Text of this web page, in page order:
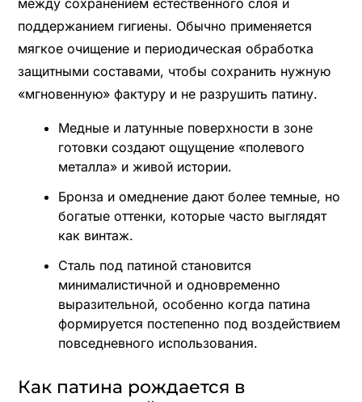
поддержанием гигиены. Обычно применяется
мягкое очищение и периодическая обработка
защитными составами, чтобы сохранить нужную
«мгновенную» фактуру и не разрушить патину.
Медные и латунные поверхности в зоне
готовки создают ощущение «полевого
металла» и живой истории.
Бронза и омеднение дают более темные, но
богатые оттенки, которые часто выглядят
как винтаж.
Сталь под патиной становится
минималистичной и одновременно
выразительной, особенно когда патина
формируется постепенно под воздействием
повседневного использования.
Как патина рождается в